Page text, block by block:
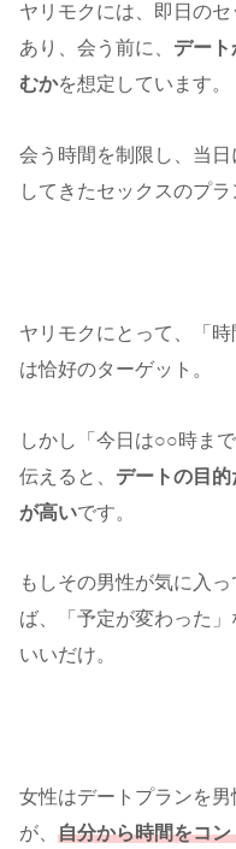
ヤリモクには、即日の
あり、会う前に、 デー
むかを想定しています。
会う時間を制限し、当
してきたセックスのプ
ヤリモクにとって、「
は恰好のターゲット。
しかし「今日は○○時ま
伝えると、 デートの目
が高いです。
もしその男性が気に入
ば、「予定が変わった
いいだけ。
女性はデートプランを
が、 自分から時間をコ